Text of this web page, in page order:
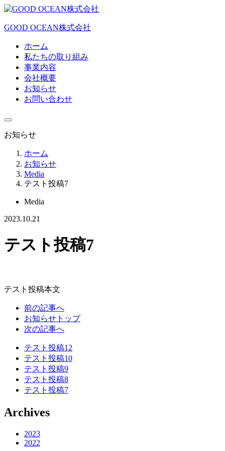
GOOD OCEAN株式会社
ホーム
私たちの取り組み
事業内容
会社概要
お知らせ
お問い合わせ
お知らせ
ホーム
お知らせ
Media
テスト投稿7
Media
2023.10.21
テスト投稿7
テスト投稿本文
前の記事へ
お知らせトップ
次の記事へ
テスト投稿12
テスト投稿10
テスト投稿9
テスト投稿8
テスト投稿7
Archives
2023
2022